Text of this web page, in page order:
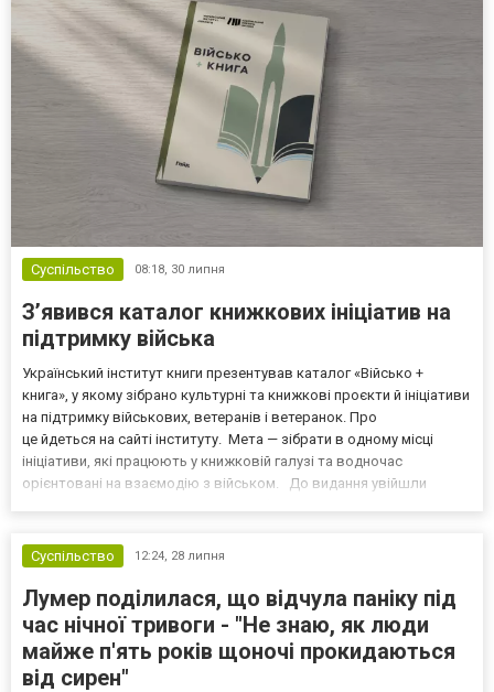
Суспільство 08:18, 30 липня
З’явився каталог книжкових ініціатив на
підтримку війська
Український інститут книги презентував каталог «Військо +
книга», у якому зібрано культурні та книжкові проєкти й ініціативи
на підтримку військових, ветеранів і ветеранок. Про
це йдеться на сайті інституту. Мета — зібрати в одному місці
ініціативи, які працюють у книжковій галузі та водночас
орієнтовані на взаємодію з військом. До видання увійшли
Суспільство
12:24, 28 липня
Лумер поділилася, що відчула паніку під
час нічної тривоги - "Не знаю, як люди
майже п'ять років щоночі прокидаються
від сирен"